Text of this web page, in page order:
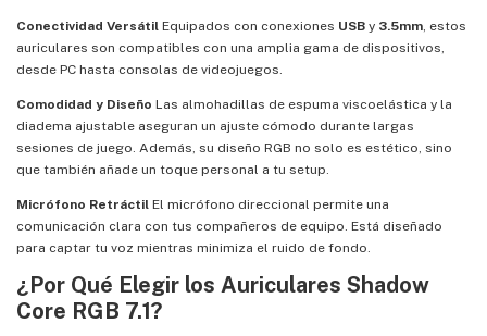
Conectividad Versátil Equipados con conexiones USB y 3.5mm, estos
auriculares son compatibles con una amplia gama de dispositivos,
desde PC hasta consolas de videojuegos.
Comodidad y Diseño Las almohadillas de espuma viscoelástica y la
diadema ajustable aseguran un ajuste cómodo durante largas
sesiones de juego. Además, su diseño RGB no solo es estético, sino
que también añade un toque personal a tu setup.
Micrófono Retráctil El micrófono direccional permite una
comunicación clara con tus compañeros de equipo. Está diseñado
para captar tu voz mientras minimiza el ruido de fondo.
¿Por Qué Elegir los Auriculares Shadow
Core RGB 7.1?